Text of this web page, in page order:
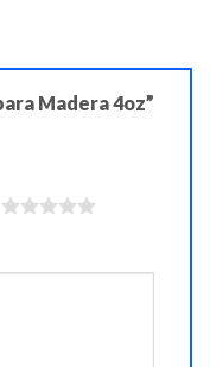
Madera 4oz”